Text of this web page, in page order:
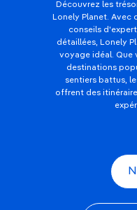
Découvrez les
Lonely Planet. Avec
conseils
détaillées, Lonely
voyage idéal. Que
destinations
sentiers battus,
offrent des